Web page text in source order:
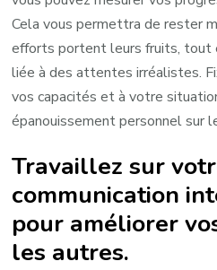
Cela vous permettra de rester
efforts portent leurs fruits, tout
liée à des attentes irréalistes.
vos capacités et à votre
épanouissement personnel sur
Travaillez sur
communication
pour améliorer
les autres.